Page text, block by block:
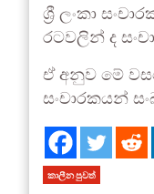
ශ්‍රී ලංකා
රටවලින් ද
ඒ අනුව මේ
සංචාරකයන්
කාලීන පුවත්